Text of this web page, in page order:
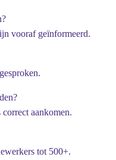
vooraf geïnformeerd.
aankomen.
tot 500+.